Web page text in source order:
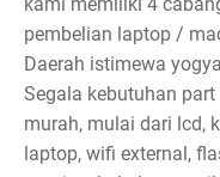
pembelian laptop /
Daerah istimewa
Segala kebutuhan
murah, mulai dari lcd,
laptop, wifi external,